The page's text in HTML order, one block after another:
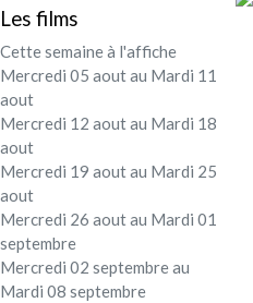
Festival - soirée
Mon compte
Les films
Cette semaine à l'affiche
Mercredi 05 aout au Mardi 11
aout
Mercredi 12 aout au Mardi 18
aout
Mercredi 19 aout au Mardi 25
aout
Mercredi 26 aout au Mardi 01
septembre
Mercredi 02 septembre au
Mardi 08 septembre